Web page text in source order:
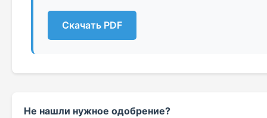
Скачать PDF
Не нашли нужное одобрение?